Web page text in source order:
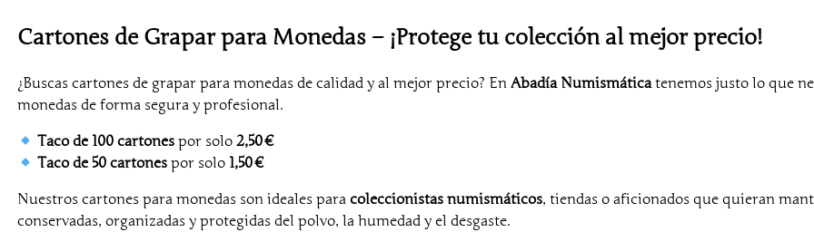
p
r
e
d
Cartones de Grapar para Monedas – ¡Protege tu colección al mejor precio!
¿Buscas cartones de grapar para monedas de calidad y al mejor precio? En Abadía Numismáticatenemos justo lo que
monedas de forma segura y profesional.
Taco de 100 cartonespor solo 2,50 €
Taco de 50 cartonespor solo 1,50 €
Nuestros cartones para monedas son ideales para coleccionistas numismáticos, tiendas o aficionados que quieran
conservadas, organizadas y protegidas del polvo, la humedad y el desgaste.